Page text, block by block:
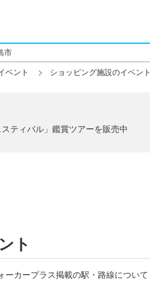
市
ベント ショッピング施設のイベント
ティバル」鑑賞ツアーを販売中
ト
ーカープラス掲載の駅・路線について